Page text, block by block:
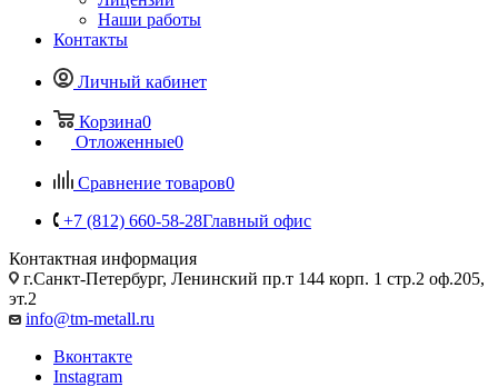
Наши работы
Контакты
Личный кабинет
Корзина0
Отложенные0
Сравнение товаров0
+7 (812) 660-58-28Главный офис
Контактная информация
г.Санкт-Петербург, Ленинский пр.т 144 корп. 1 стр.2 оф.205,
эт.2
info@tm-metall.ru
Вконтакте
Instagram